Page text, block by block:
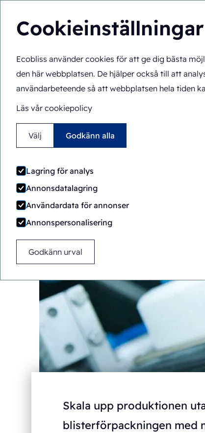
Cookieinställningar
Ecobliss använder cookies för att ge dig bästa
den här webbplatsen. De hjälper också till att
användarbeteende så att webbplatsen hela tiden
Läs vår cookiepolicy
Välj Godkänn alla
Lagring för analys
Annonsdatalagring
Användardata för annonser
Annonspersonalisering
Godkänn urval
Blistermaskiner för
Skala upp produktionen
blisterförpackningen med